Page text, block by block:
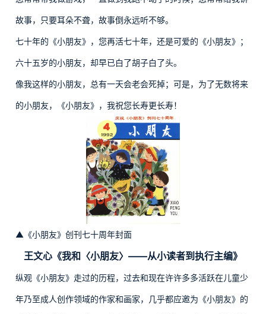
故事，只要耳朵不聋，故事倒永远听不够。
七十年的《小朋友》，您再活七十年，还是可爱的《小朋友》；
六十五岁的小朋友，却早已白了胡子白了头。
像我这样的小朋友，总有一天会老会死掉；可是，为了无数将来
的小朋友，《小朋友》，我祝您长寿更长寿！
▲《小朋友》创刊七十周年封面
王文心《我和〈小朋友〉——从小读者到执行主编》
纵观《小朋友》走过的历程，过去和现在许许多多活跃在儿童少
年乃至成人创作领域的作家和画家，几乎都应邀为《小朋友》的